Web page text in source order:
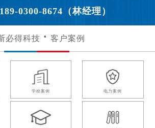
0300-8674（林经理）
必得科技 客户案例
学校案例 电力案例